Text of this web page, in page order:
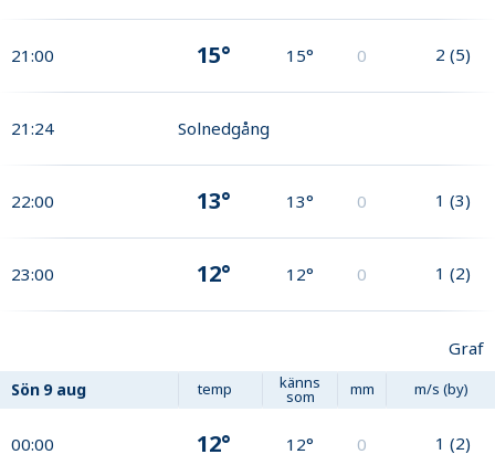
21:00 15° 15° 0 2 (5)
21:24 Solnedgång
22:00 13° 13° 0 1 (3)
23:00 12° 12° 0 1 (2)
Graf
Sön 9 aug temp känns
som mm m/s (by)
00:00 12° 12° 0 1 (2)